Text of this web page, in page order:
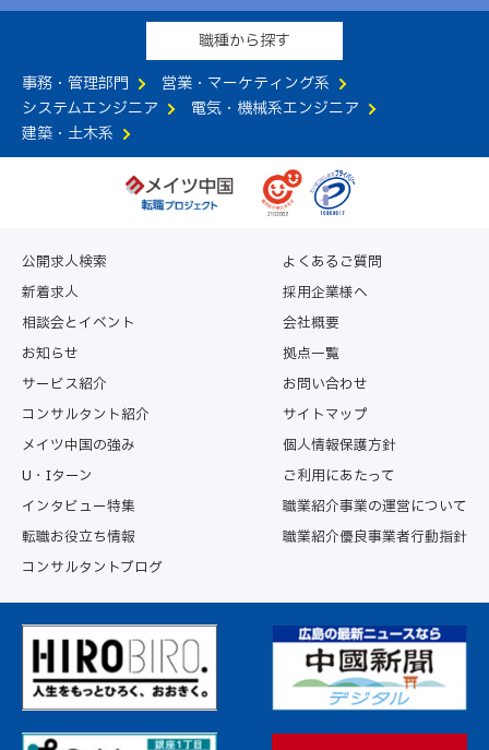
職種から探す
事務・管理部門
営業・マーケティング系
システムエンジニア
電気・機械系エンジニア
建築・土木系
公開求人検索
新着求人
相談会とイベント
お知らせ
サービス紹介
コンサルタント紹介
メイツ中国の強み
U・Iターン
インタビュー特集
転職お役立ち情報
コンサルタントブログ
よくあるご質問
採用企業様へ
会社概要
拠点一覧
お問い合わせ
サイトマップ
個人情報保護方針
ご利用にあたって
職業紹介事業の運営について
職業紹介優良事業者行動指針